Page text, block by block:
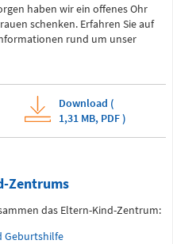
medizinischen
haben wir ein offenes Ohr
schenken. Erfahren Sie auf
rund um unser
Download (
1,31 MB, PDF)
Zentrums
das Eltern-Kind-Zentrum:
Geburtshilfe